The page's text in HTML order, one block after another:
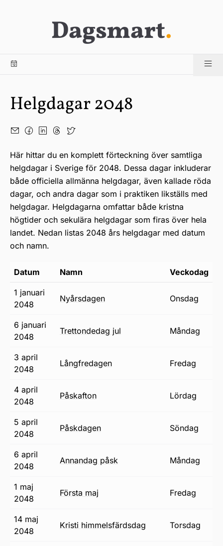
Dagsmart.
Helgdagar 2048
Här hittar du en komplett förteckning över samtliga
helgdagar i Sverige för 2048. Dessa dagar inkluderar
både officiella allmänna helgdagar, även kallade röda
dagar, och andra dagar som i praktiken likställs med
helgdagar. Helgdagarna omfattar både kristna
högtider och sekulära helgdagar som firas över hela
landet. Nedan listas 2048 års helgdagar med datum
och namn.
Datum Namn Veckodag
1 januari
2048
nyårsdagen onsdag
6 januari
2048
trettondedag jul måndag
3 april
2048
långfredagen fredag
4 april
2048
påskafton lördag
5 april
2048
påskdagen söndag
6 april
2048
annandag påsk måndag
1 maj
2048
första maj fredag
14 maj
2048
Kristi himmelsfärdsdag torsdag